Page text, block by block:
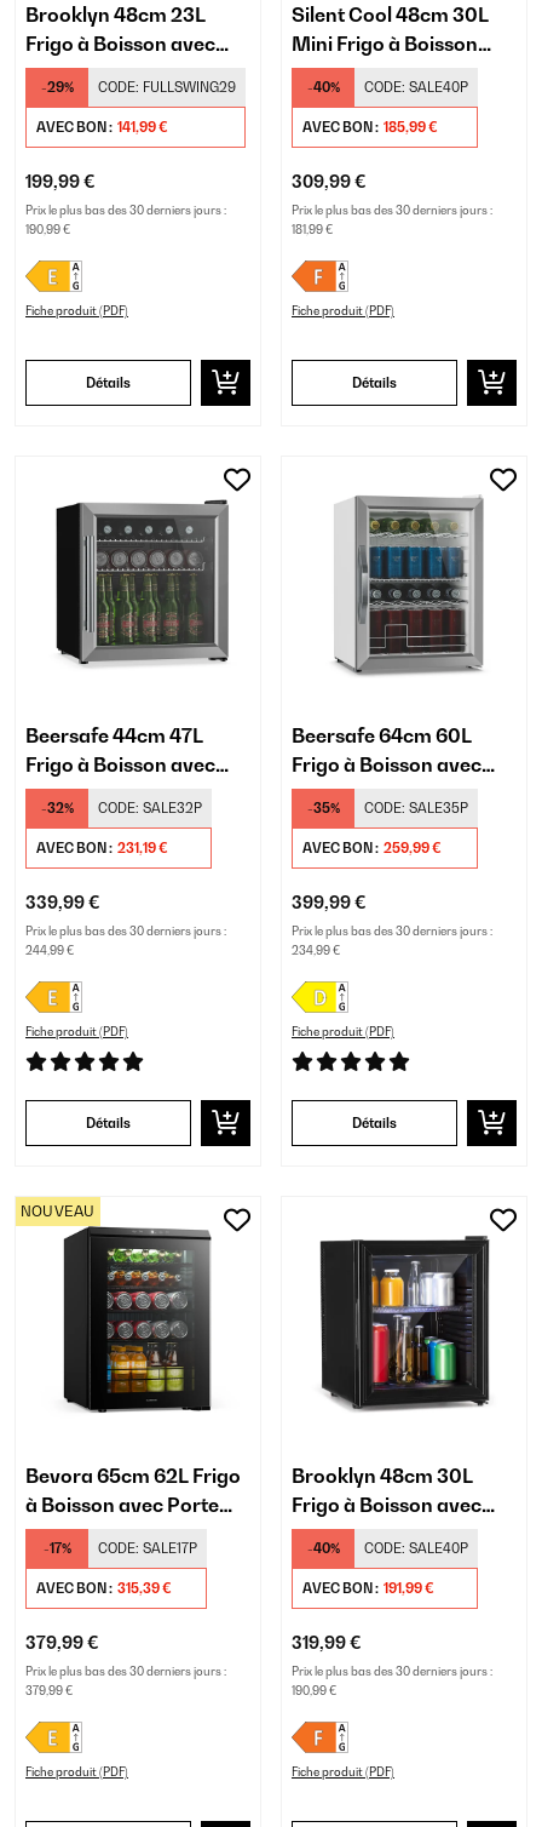
Brooklyn 48cm 23L
Frigo à Boisson avec
Porte Vitrée Noir
-29% CODE: FULLSWING29
AVEC BON : 141,99 €
199,99 €
Prix le plus bas des 30 derniers jours :
190,99 €
Fiche produit (PDF)
Détails
Silent Cool 48cm 30L
Mini Frigo à Boisson
Noir
-40% CODE: SALE40P
AVEC BON : 185,99 €
309,99 €
Prix le plus bas des 30 derniers jours :
181,99 €
Fiche produit (PDF)
Détails
Beersafe 44cm 47L
Frigo à Boisson avec
Porte Vitrée Argent
-32% CODE: SALE32P
AVEC BON : 231,19 €
339,99 €
Prix le plus bas des 30 derniers jours :
244,99 €
Fiche produit (PDF)
Détails
Beersafe 64cm 60L
Frigo à Boisson avec
Porte Vitrée
Argent/Blanc
-35% CODE: SALE35P
AVEC BON : 259,99 €
399,99 €
Prix le plus bas des 30 derniers jours :
234,99 €
Fiche produit (PDF)
Détails
Bevora 65cm 62L Frigo
à Boisson avec Porte
Vitrée Noir
-17% CODE: SALE17P
AVEC BON : 315,39 €
379,99 €
Prix le plus bas des 30 derniers jours :
379,99 €
Fiche produit (PDF)
NOUVEAU
Brooklyn 48cm 30L
Frigo à Boisson avec
Porte Vitrée Noir
-40% CODE: SALE40P
AVEC BON : 191,99 €
319,99 €
Prix le plus bas des 30 derniers jours :
190,99 €
Fiche produit (PDF)